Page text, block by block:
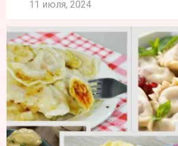
11 июля, 2024